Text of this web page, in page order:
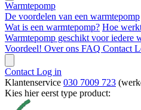
Warmtepomp
De voordelen van een warmtepomp
Wat is een warmtepomp? Hoe
Warmtepomp geschikt voor iedere
Voordeel! Over ons FAQ Contact
Contact Log in
Klantenservice 030 7009 723
Kies hier eerst type product: